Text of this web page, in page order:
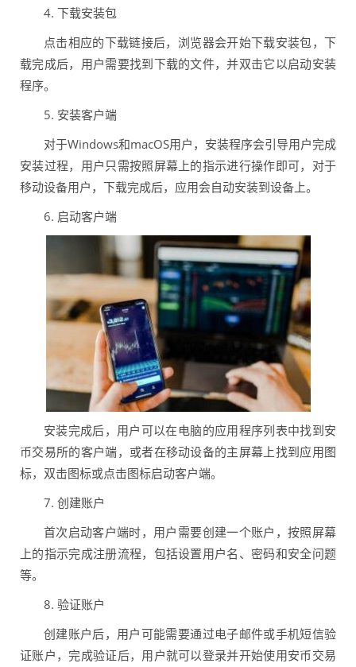
4. 下载安装包
点击相应的下载链接后，浏览器会开始下载安装包，下
载完成后，用户需要找到下载的文件，并双击它以启动安装
程序。
5. 安装客户端
对于Windows和macOS用户，安装程序会引导用户完成
安装过程，用户只需按照屏幕上的指示进行操作即可，对于
移动设备用户，下载完成后，应用会自动安装到设备上。
6. 启动客户端
安装完成后，用户可以在电脑的应用程序列表中找到安
币交易所的客户端，或者在移动设备的主屏幕上找到应用图
标，双击图标或点击图标启动客户端。
7. 创建账户
首次启动客户端时，用户需要创建一个账户，按照屏幕
上的指示完成注册流程，包括设置用户名、密码和安全问题
等。
8. 验证账户
创建账户后，用户可能需要通过电子邮件或手机短信验
证账户，完成验证后，用户就可以登录并开始使用安币交易